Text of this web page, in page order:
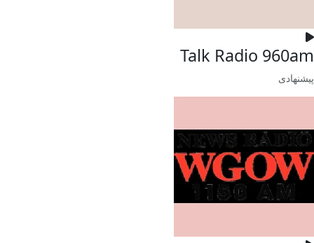
Talk Radio 960am
پیشنهادی